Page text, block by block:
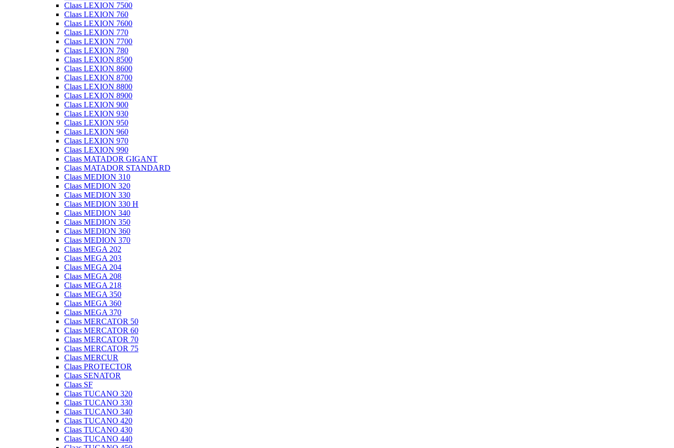
Claas LEXION 7500
Claas LEXION 760
Claas LEXION 7600
Claas LEXION 770
Claas LEXION 7700
Claas LEXION 780
Claas LEXION 8500
Claas LEXION 8600
Claas LEXION 8700
Claas LEXION 8800
Claas LEXION 8900
Claas LEXION 900
Claas LEXION 930
Claas LEXION 950
Claas LEXION 960
Claas LEXION 970
Claas LEXION 990
Claas MATADOR GIGANT
Claas MATADOR STANDARD
Claas MEDION 310
Claas MEDION 320
Claas MEDION 330
Claas MEDION 330 H
Claas MEDION 340
Claas MEDION 350
Claas MEDION 360
Claas MEDION 370
Claas MEGA 202
Claas MEGA 203
Claas MEGA 204
Claas MEGA 208
Claas MEGA 218
Claas MEGA 350
Claas MEGA 360
Claas MEGA 370
Claas MERCATOR 50
Claas MERCATOR 60
Claas MERCATOR 70
Claas MERCATOR 75
Claas MERCUR
Claas PROTECTOR
Claas SENATOR
Claas SF
Claas TUCANO 320
Claas TUCANO 330
Claas TUCANO 340
Claas TUCANO 420
Claas TUCANO 430
Claas TUCANO 440